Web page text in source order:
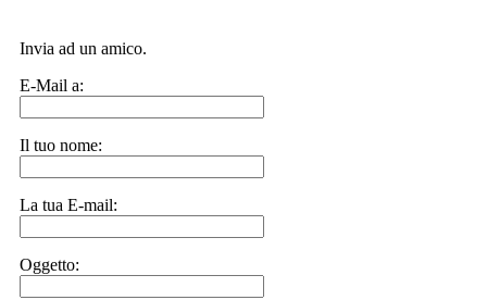
Invia ad un amico.
E-Mail a:
Il tuo nome:
La tua E-mail:
Oggetto: